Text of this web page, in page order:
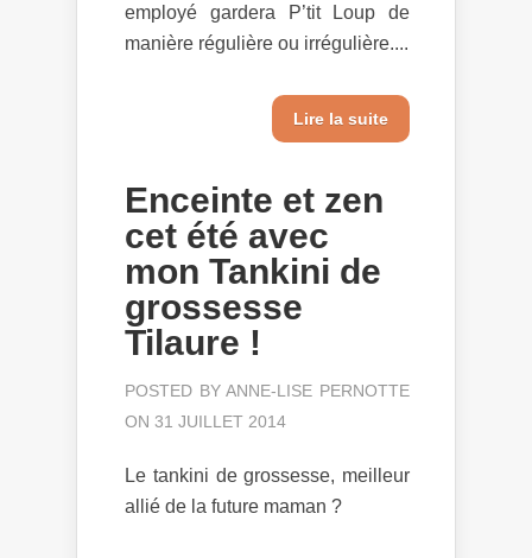
employé gardera P’tit Loup de
manière régulière ou irrégulière....
Lire la suite
Enceinte et zen
cet été avec
mon Tankini de
grossesse
Tilaure !
POSTED BYANNE-LISE PERNOTTE
ON 31 JUILLET 2014
Le tankini de grossesse, meilleur
allié de la future maman ?